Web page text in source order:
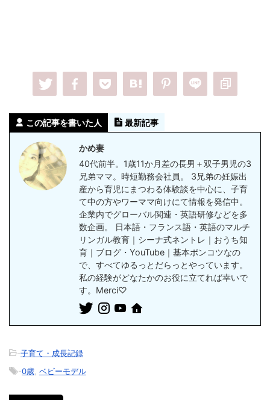
この記事を書いた人 最新記事
かめ妻
40代前半。1歳11か月差の長男＋双子男児の3
兄弟ママ。時短勤務会社員。 3兄弟の妊娠出
産から育児にまつわる体験談を中心に、子育
て中の方やワーママ向けにて情報を発信中。
企業内でグローバル関連・英語研修などを多
数企画。 日本語・フランス語・英語のマルチ
リンガル教育｜シーナ式ネントレ｜おうち知
育｜ブログ・YouTube｜基本ポンコツなの
で、すべてゆるっとだらっとやっています。
私の経験がどなたかのお役に立てれば幸いで
す。Merci♡
-子育て・成長記録
-0歳, ベビーモデル